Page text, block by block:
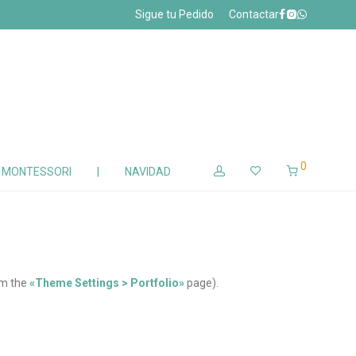
Sigue tu Pedido Contactar
NAVIDAD 0
the «Theme Settings > Portfolio»page).